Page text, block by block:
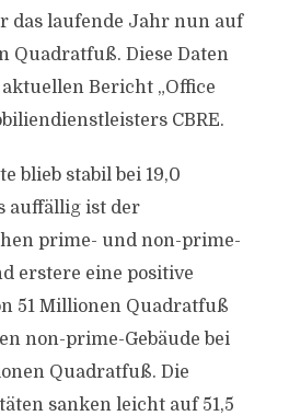
das laufende Jahr nun auf
Quadratfuß. Diese Daten
Bericht „Office
CBRE.
blieb stabil bei 19,0
auffällig ist der
prime- und non-prime-
erstere eine positive
51 Millionen Quadratfuß
non-prime-Gebäude bei
Quadratfuß. Die
sanken leicht auf 51,5